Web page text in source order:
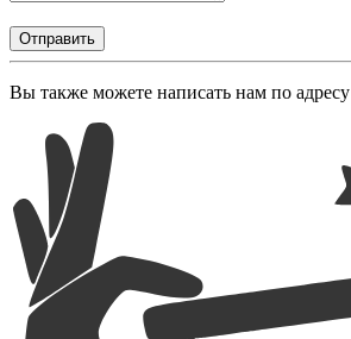
Отправить
Вы также можете написать нам по адресу